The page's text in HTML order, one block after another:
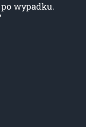
wypadku.